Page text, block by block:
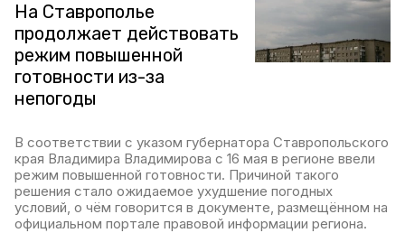
На Ставрополье
продолжает действовать
режим повышенной
готовности из-за
непогоды
В соответствии с указом губернатора Ставропольского
края Владимира Владимирова с 16 мая в регионе ввели
режим повышенной готовности. Причиной такого
решения стало ожидаемое ухудшение погодных
условий, о чём говорится в документе, размещённом на
официальном портале правовой информации региона.